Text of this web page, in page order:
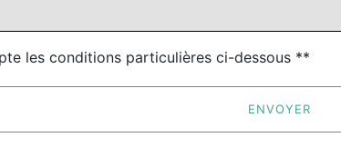
les conditions particulières ci-dessous **
ENVOYER